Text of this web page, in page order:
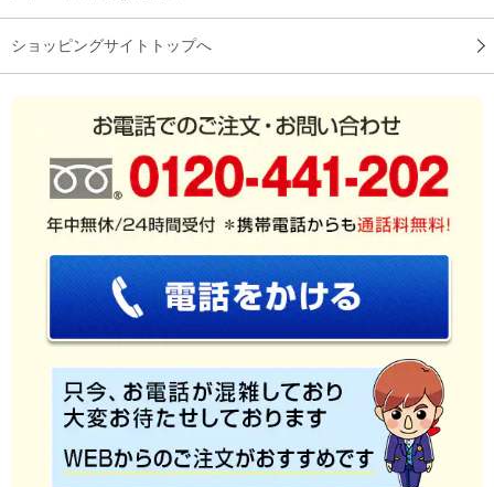
ショッピングサイトトップへ